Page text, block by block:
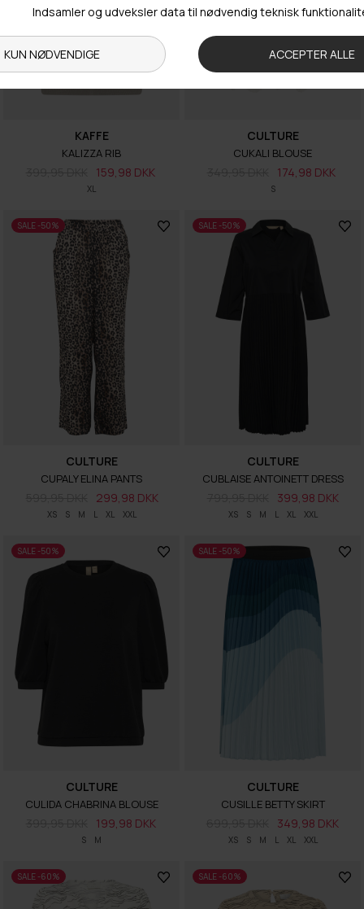
XL
KAFFE
KALIZZA RIB
159,98 DKK
S
CULTURE
CUKALI BLOUSE
174,98 DKK
SALE -50%
XS S M L XL XXL
CULTURE
CUPALY ELINA PANTS
299,98 DKK
SALE -50%
XS S M L XL XXL
CULTURE
CUBLAISE ANTOINETT DRESS
399,98 DKK
SALE -50%
S M
CULTURE
CULIDA CHABRINA BLOUSE
199,98 DKK
SALE -50%
XS S M L XL XXL
CULTURE
CUSILLE BETTY SKIRT
349,98 DKK
SALE -60% SALE -60%